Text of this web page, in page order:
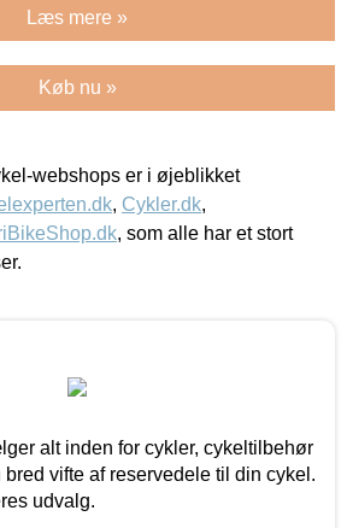
Læs mere »
Køb nu »
webshops er i øjeblikket
, Cykler.dk,
, som alle har et stort
alt inden for cykler, cykeltilbehør
vifte af reservedele til din cykel.
udvalg.